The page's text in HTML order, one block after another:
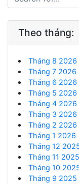
Theo tháng:
Tháng 8 2026
Tháng 7 2026
Tháng 6 2026
Tháng 5 2026
Tháng 4 2026
Tháng 3 2026
Tháng 2 2026
Tháng 1 2026
Tháng 12
Tháng 11 2025
Tháng 10
Tháng 9 2025